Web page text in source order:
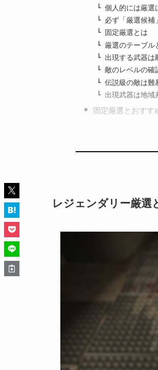
個人的には厳選
必ず「厳選候補
固定厳選とは
厳選のテーブル
出現する武器は
敵のレベルの確
伝説級の敵は難
出現武器は地域
固定厳選とおすす
レジェンダリー厳選